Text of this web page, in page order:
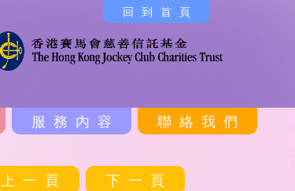
回到首頁
服務內容 聯絡我們
上一頁 下一頁